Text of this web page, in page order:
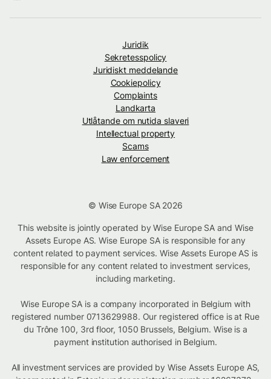
Juridik
Sekretesspolicy
Juridiskt meddelande
Cookiepolicy
Complaints
Landkarta
Utlåtande om nutida slaveri
Intellectual property
Scams
Law enforcement
© Wise Europe SA 2026
This website is jointly operated by Wise Europe SA and Wise
Assets Europe AS. Wise Europe SA is responsible for any
content related to payment services. Wise Assets Europe AS is
responsible for any content related to investment services,
including marketing.
Wise Europe SA is a company incorporated in Belgium with
registered number 0713629988. Our registered office is at Rue
du Trône 100, 3rd floor, 1050 Brussels, Belgium. Wise is a
payment institution authorised in Belgium.
All investment services are provided by Wise Assets Europe AS,